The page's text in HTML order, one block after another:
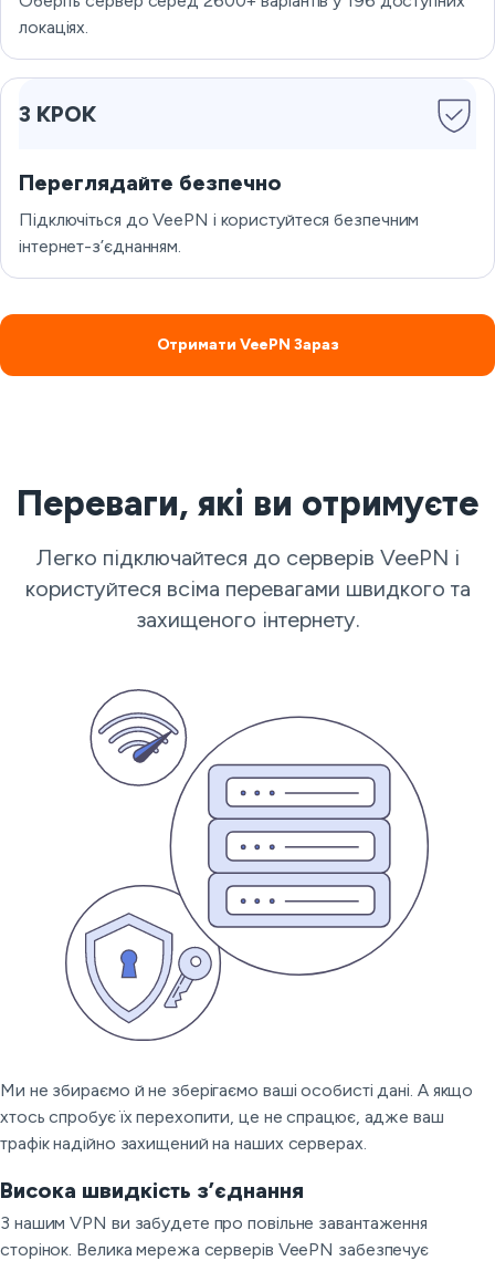
локаціях.
3 КРОК
Переглядайте безпечно
Підключіться до VeePN і користуйтеся безпечним
інтернет-з’єднанням.
Отримати VeePN Зараз
Переваги, які ви отримуєте
Легко підключайтеся до серверів VeePN і
користуйтеся всіма перевагами швидкого та
захищеного інтернету.
Ми не збираємо й не зберігаємо ваші особисті дані. А якщо
хтось спробує їх перехопити, це не спрацює, адже ваш
трафік надійно захищений на наших серверах.
Висока швидкість з’єднання
З нашим VPN ви забудете про повільне завантаження
сторінок. Велика мережа серверів VeePN забезпечує